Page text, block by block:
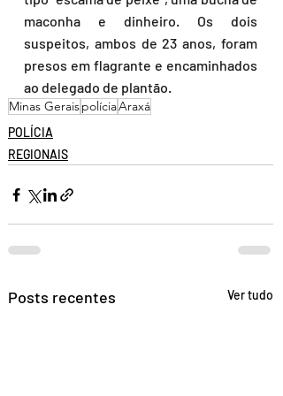
maconha e dinheiro. Os dois
suspeitos, ambos de 23 anos, foram
presos em flagrante e encaminhados
ao delegado de plantão.
Minas GeraispolíciaAraxá
POLÍCIA
REGIONAIS
Posts recentes Ver tudo